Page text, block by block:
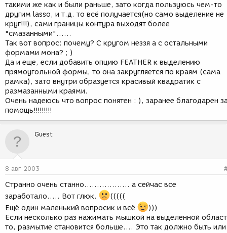
такими же как и были раньше, зато когда пользуюсь чем-то
другим lasso, и т.д. то всё получается(но само выделение не
круг!!!), сами границы контура выходят более
"смазанными"......
Так вот вопрос: почему? С кругом неззя а с остальными
формами мона? ; )
Да и еще, если добавить опцию FEATHER к выделению
прямоугольной формы, то она закругляется по краям (сама
рамка), зато внутри образуется красивый квадратик с
размазанными краями.
Очень надеюсь что вопрос понятен : ), заранее благодарен
помощь!!!!!!!!!
Guest
8 авг 2003
Странно очень станно.................. а сейчас все
заработало..... Вот глюк.
(((((
Ещё один маленький вопросик и всё
)))
Если несколько раз нажимать мышкой на выделенной
то, размытие становится больше.... Это так должно быть или